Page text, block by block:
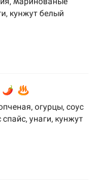
кунжут белый
огурцы, соус
унаги, кунжут